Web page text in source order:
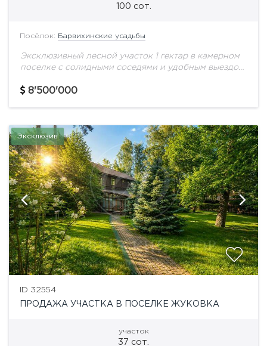
100 сот.
Посёлок: Барвихинские усадьбы
Эксклюзивный лесной участок 1 гектар в камерном
поселке с солидными соседями и удобным выездом
Ромашково - востребованная локация с...
8'500'000
Эксклюзив
ID 32554
ПРОДАЖА УЧАСТКА В ПОСЕЛКЕ ЖУКОВКА
участок
37 сот.